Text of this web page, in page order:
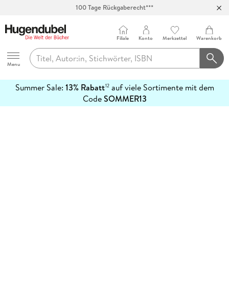
100 Tage Rückgaberecht***
Hugendubel
Menu
Filiale Konto Merkzettel Warenkorb
Summer Sale: 13% Rabatt12auf viele Sortimente mit dem
CodeSOMMER13
erfahren